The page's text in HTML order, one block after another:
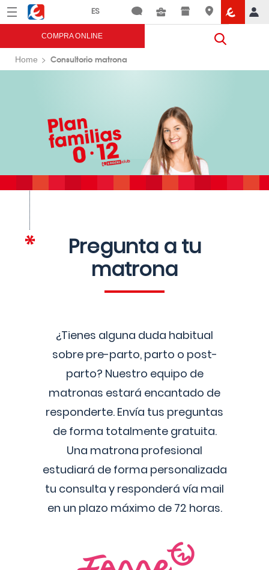
Menú Eroski
COMPRA ONLINE
Home Consultorio matrona
Pregunta a tu
matrona
¿Tienes alguna duda habitual
sobre pre-parto, parto o post-
parto? Nuestro equipo de
matronas estará encantado de
responderte. Envía tus preguntas
de forma totalmente gratuita.
Una matrona profesional
estudiará de forma personalizada
tu consulta y responderá vía mail
en un plazo máximo de 72 horas.